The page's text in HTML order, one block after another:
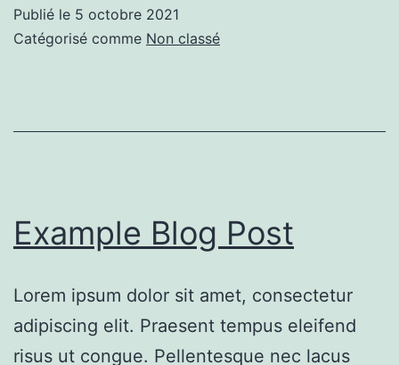
Publié le 5 octobre 2021
Catégorisé comme Non classé
Example Blog Post
Lorem ipsum dolor sit amet, consectetur
adipiscing elit. Praesent tempus eleifend
risus ut congue. Pellentesque nec lacus